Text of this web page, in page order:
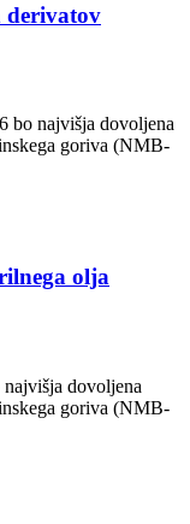
derivatov
bo najvišja dovoljena
goriva (NMB-
olja
dovoljena
goriva (NMB-